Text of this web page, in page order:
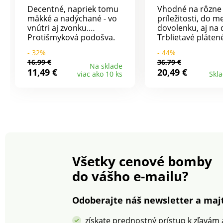
Decentné, napriek tomu
mäkké a nadýchané - vo
vnútri aj zvonku.
Protišmyková podošva.
stielka. Protišmyková
podošva.
- 32%
16,99 €
11,49 €
Na sklade
viac ako 10 ks
Vhodné na rôzne
príležitosti, do
dovolenku, aj na
Trblietavé
spájajú štýl a
Vyrobené v
so zárukou
Protišmyková
Vyrobené v
Možno prať na 30
- 44%
36,79 €
20,49 €
Všetky cenové bomby
do vášho e-mailu?
Odoberajte náš newsletter a
získate prednostný prístup k zľavám